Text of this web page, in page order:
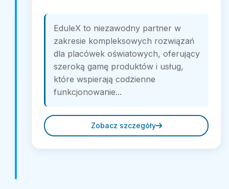
EduleX to niezawodny partner w
zakresie kompleksowych rozwiązań
dla placówek oświatowych, oferujący
szeroką gamę produktów i usług,
które wspierają codzienne
funkcjonowanie...
Zobacz szczegóły